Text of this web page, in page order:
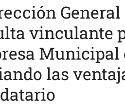
vinculante
Municipal
las